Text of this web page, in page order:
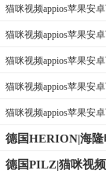
AVENTICS换向阀
猫咪视频appios苹果安
猫咪视频appios苹果安
AVENTICS电磁阀
猫咪视频appios苹果安
AVENTICS气缸
猫咪视频appios苹果安
AVENTICS接头
猫咪视频appios苹果安
AVENTICS气动元件
德国HERION|海隆
德国PILZ|猫咪视